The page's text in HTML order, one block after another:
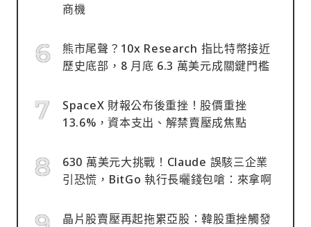
商機
熊市尾聲？10x Research 指比特幣接近
歷史底部，8 月底 6.3 萬美元成關鍵門檻
SpaceX 財報公布後重挫！股價重挫
13.6%，資本支出、解禁賣壓成焦點
630 萬美元大挑戰！Claude 誤駭三企業
引恐慌，BitGo 執行長曬錢包嗆：來拿啊
晶片股賣壓再起拖累亞股：韓股重挫觸發